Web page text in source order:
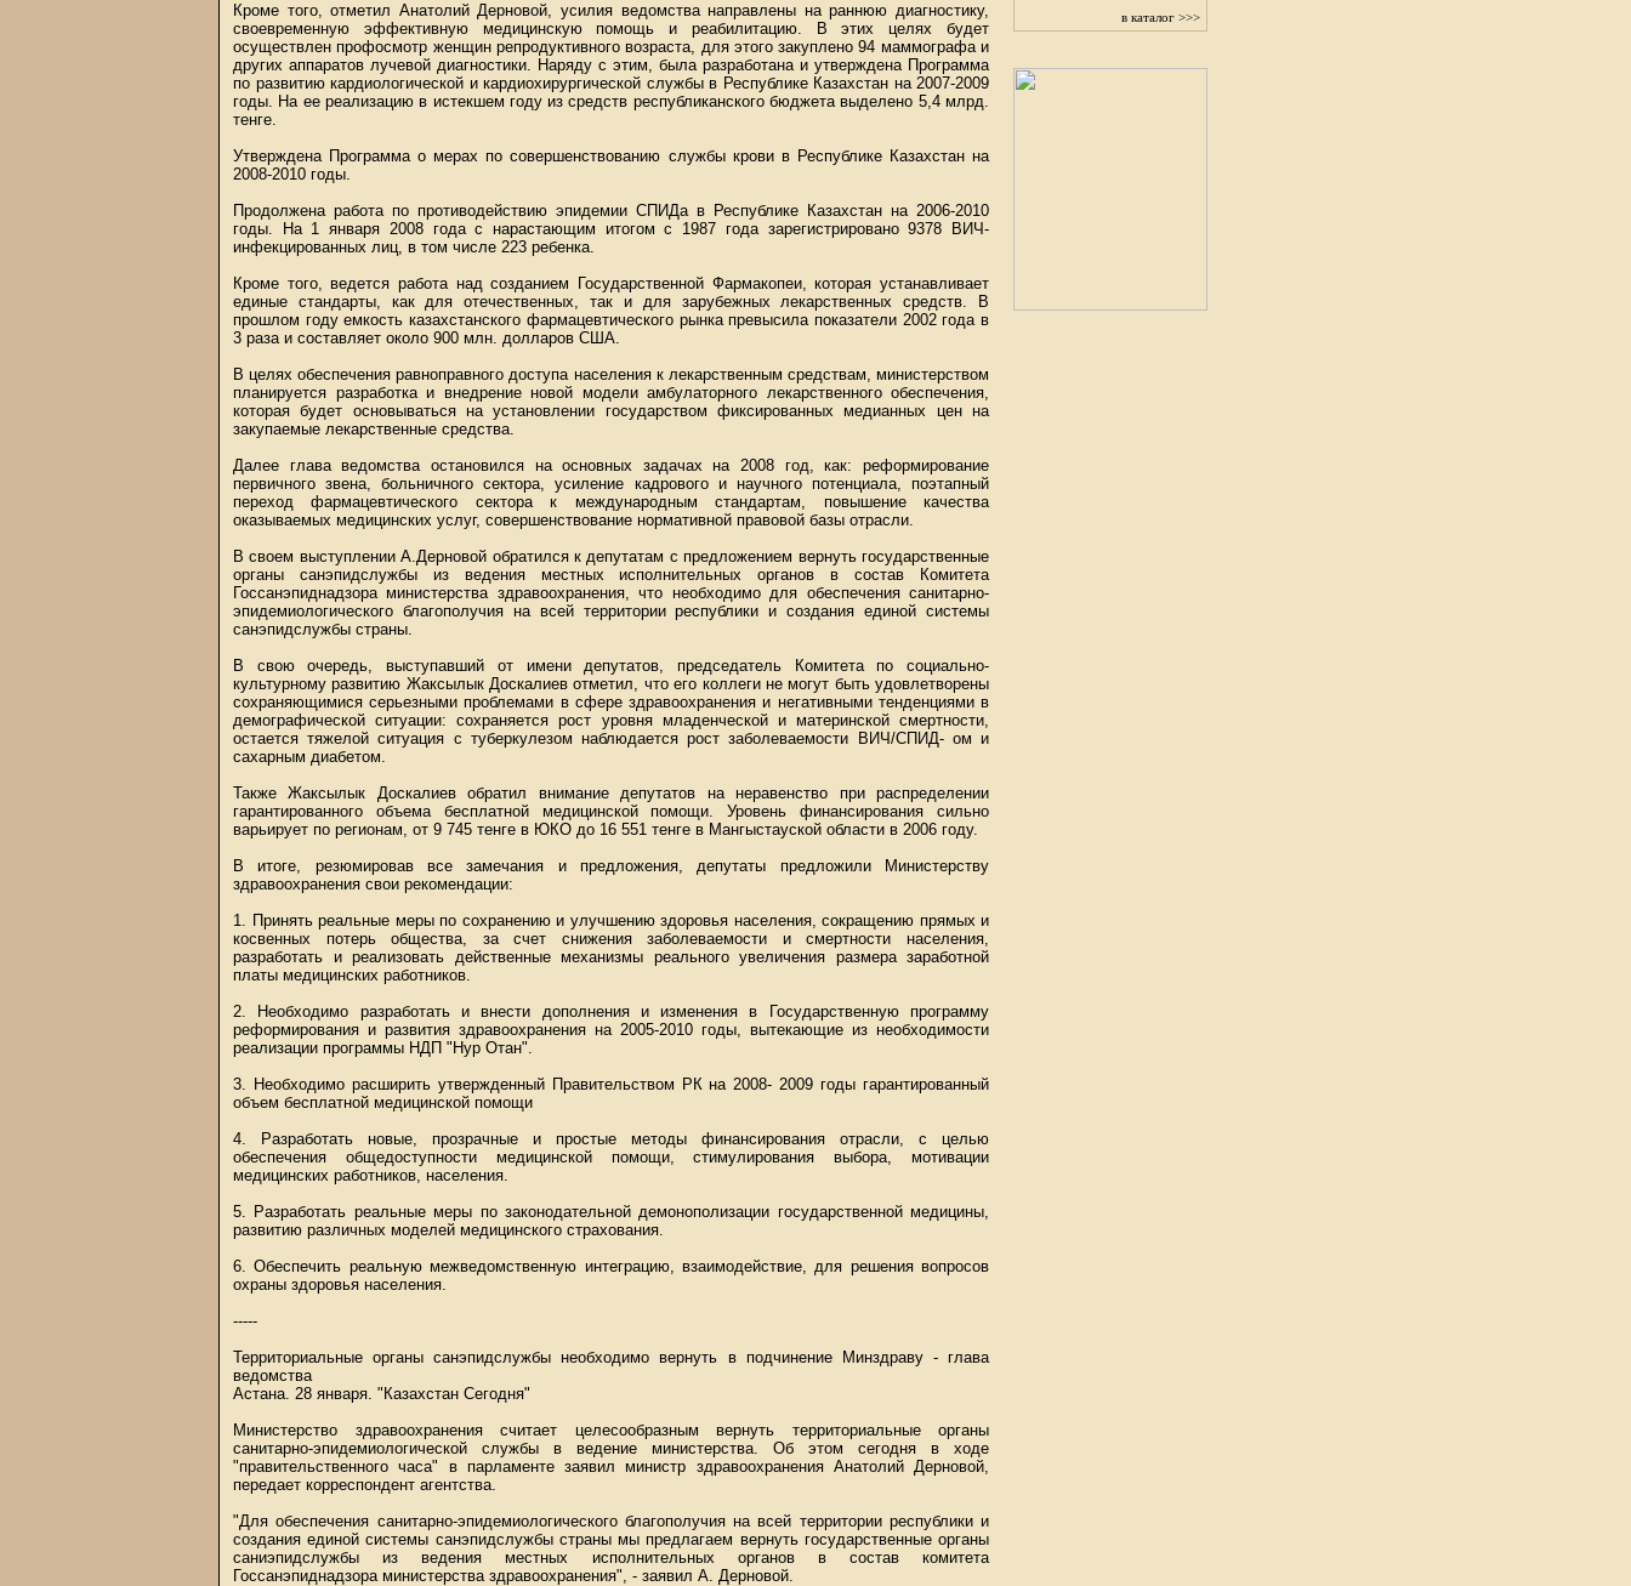
Кроме того, отметил Анатолий Дерновой, усилия ведомства направлены на раннюю диагностику,
своевременную эффективную медицинскую помощь и реабилитацию. В этих целях будет
осуществлен профосмотр женщин репродуктивного возраста, для этого закуплено 94 маммографа и
других аппаратов лучевой диагностики. Наряду с этим, была разработана и утверждена Программа
по развитию кардиологической и кардиохирургической службы в Республике Казахстан на 2007-2009
годы. На ее реализацию в истекшем году из средств республиканского бюджета выделено 5,4 млрд.
тенге.
Утверждена Программа о мерах по совершенствованию службы крови в Республике Казахстан на
2008-2010 годы.
Продолжена работа по противодействию эпидемии СПИДа в Республике Казахстан на 2006-2010
годы. На 1 января 2008 года с нарастающим итогом с 1987 года зарегистрировано 9378 ВИЧ-
инфекцированных лиц, в том числе 223 ребенка.
Кроме того, ведется работа над созданием Государственной Фармакопеи, которая устанавливает
единые стандарты, как для отечественных, так и для зарубежных лекарственных средств. В
прошлом году емкость казахстанского фармацевтического рынка превысила показатели 2002 года в
3 раза и составляет около 900 млн. долларов США.
В целях обеспечения равноправного доступа населения к лекарственным средствам, министерством
планируется разработка и внедрение новой модели амбулаторного лекарственного обеспечения,
которая будет основываться на установлении государством фиксированных медианных цен на
закупаемые лекарственные средства.
Далее глава ведомства остановился на основных задачах на 2008 год, как: реформирование
первичного звена, больничного сектора, усиление кадрового и научного потенциала, поэтапный
переход фармацевтического сектора к международным стандартам, повышение качества
оказываемых медицинских услуг, совершенствование нормативной правовой базы отрасли.
В своем выступлении А.Дерновой обратился к депутатам с предложением вернуть государственные
органы санэпидслужбы из ведения местных исполнительных органов в состав Комитета
Госсанэпиднадзора министерства здравоохранения, что необходимо для обеспечения санитарно-
эпидемиологического благополучия на всей территории республики и создания единой системы
санэпидслужбы страны.
В свою очередь, выступавший от имени депутатов, председатель Комитета по социально-
культурному развитию Жаксылык Доскалиев отметил, что его коллеги не могут быть удовлетворены
сохраняющимися серьезными проблемами в сфере здравоохранения и негативными тенденциями в
демографической ситуации: сохраняется рост уровня младенческой и материнской смертности,
остается тяжелой ситуация с туберкулезом наблюдается рост заболеваемости ВИЧ/СПИД- ом и
сахарным диабетом.
Также Жаксылык Доскалиев обратил внимание депутатов на неравенство при распределении
гарантированного объема бесплатной медицинской помощи. Уровень финансирования сильно
варьирует по регионам, от 9 745 тенге в ЮКО до 16 551 тенге в Мангыстауской области в 2006 году.
В итоге, резюмировав все замечания и предложения, депутаты предложили Министерству
здравоохранения свои рекомендации:
1. Принять реальные меры по сохранению и улучшению здоровья населения, сокращению прямых и
косвенных потерь общества, за счет снижения заболеваемости и смертности населения,
разработать и реализовать действенные механизмы реального увеличения размера заработной
платы медицинских работников.
2. Необходимо разработать и внести дополнения и изменения в Государственную программу
реформирования и развития здравоохранения на 2005-2010 годы, вытекающие из необходимости
реализации программы НДП "Нур Отан".
3. Необходимо расширить утвержденный Правительством РК на 2008- 2009 годы гарантированный
объем бесплатной медицинской помощи
4. Разработать новые, прозрачные и простые методы финансирования отрасли, с целью
обеспечения общедоступности медицинской помощи, стимулирования выбора, мотивации
медицинских работников, населения.
5. Разработать реальные меры по законодательной демонополизации государственной медицины,
развитию различных моделей медицинского страхования.
6. Обеспечить реальную межведомственную интеграцию, взаимодействие, для решения вопросов
охраны здоровья населения.
-----
Территориальные органы санэпидслужбы необходимо вернуть в подчинение Минздраву - глава
ведомства
Астана. 28 января. "Казахстан Сегодня"
Министерство здравоохранения считает целесообразным вернуть территориальные органы
санитарно-эпидемиологической службы в ведение министерства. Об этом сегодня в ходе
"правительственного часа" в парламенте заявил министр здравоохранения Анатолий Дерновой,
передает корреспондент агентства.
"Для обеспечения санитарно-эпидемиологического благополучия на всей территории республики и
создания единой системы санэпидслужбы страны мы предлагаем вернуть государственные органы
саниэпидслужбы из ведения местных исполнительных органов в состав комитета
Госсанэпиднадзора министерства здравоохранения", - заявил А. Дерновой.
в каталог >>>